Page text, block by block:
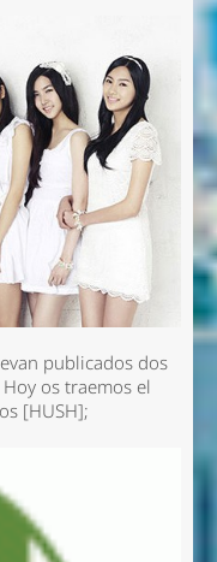
publicados dos
os traemos el
[HUSH];